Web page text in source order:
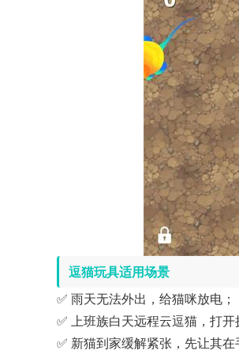
逗猫玩具适用场景
✅ 雨天无法外出，给猫咪放电；
✅ 上班族白天远程云逗猫，打
✅ 新猫到家缓解紧张，先让其在